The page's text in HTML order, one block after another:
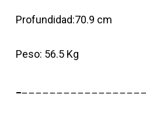
Profundidad:70.9 cm
Peso: 56.5 Kg